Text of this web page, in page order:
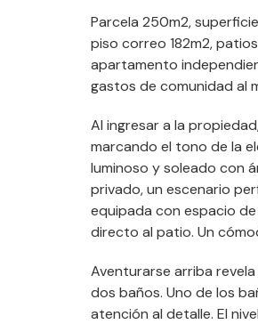
Parcela 250m2,
piso correo 182m2,
apartamento
gastos de comunidad al
Al ingresar a la
marcando el tono de la
luminoso y soleado con
privado, un escenario
equipada con espacio
directo al patio. Un
Aventurarse arriba
dos baños. Uno de los
atención al detalle. El